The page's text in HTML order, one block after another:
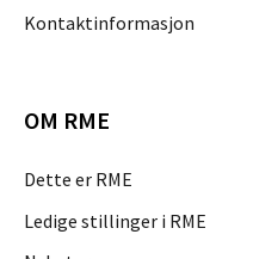
Kontaktinformasjon
OM RME
Dette er RME
Ledige stillinger i RME